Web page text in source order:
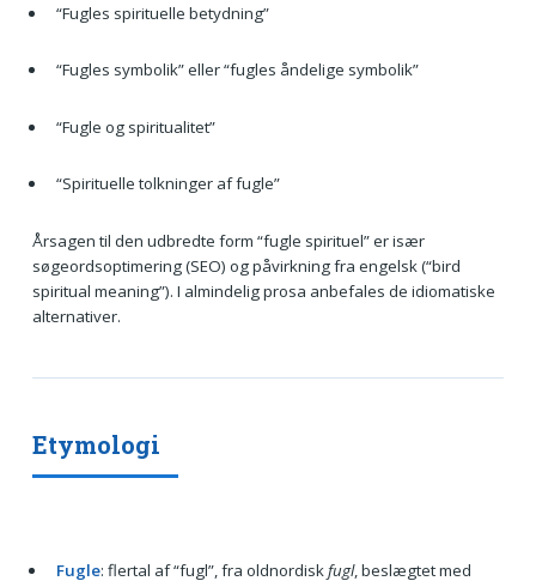
“Fugles spirituelle betydning”
“Fugles symbolik” eller “fugles åndelige symbolik”
“Fugle og spiritualitet”
“Spirituelle tolkninger af fugle”
Årsagen til den udbredte form “fugle spirituel” er især
søgeordsoptimering (SEO) og påvirkning fra engelsk (“bird
spiritual meaning”). I almindelig prosa anbefales de idiomatiske
alternativer.
Etymologi
Fugle: flertal af “fugl”, fra oldnordiskfugl, beslægtet med